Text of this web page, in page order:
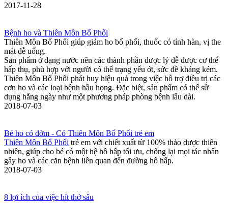
2017-11-28
Bệnh ho và Thiên Môn Bổ Phổi
Thiên Môn Bổ Phổi giúp giảm ho bổ phổi, thuốc có tính hàn, vị the
mát dễ uống.
Sản phẩm ở dạng nước nên các thành phần dược lý dễ được cơ thể
hấp thụ, phù hợp với người có thể trạng yếu ớt, sức đề kháng kém.
Thiên Môn Bổ Phổi phát huy hiệu quả trong việc hỗ trợ điều trị các
cơn ho và các loại bệnh hầu họng. Đặc biệt, sản phẩm có thể sử
dụng hằng ngày như một phương pháp phòng bệnh lâu dài.
2018-07-03
Bé ho có đờm - Có Thiên Môn Bổ Phổi trẻ em
Thiên Môn Bổ Phổi trẻ em với chiết xuất từ 100% thảo dược thiên
nhiên, giúp cho bé có một hệ hô hấp tối ưu, chống lại mọi tác nhân
gây ho và các căn bệnh liên quan đến đường hô hấp.
2018-07-03
8 lợi ích của việc hít thở sâu